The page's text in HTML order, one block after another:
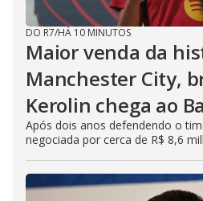
DO R7/HÁ 10 MINUTOS
Maior venda da
Manchester City,
Kerolin chega ao
Após dois anos defendendo o
negociada por cerca de R$ 8,6